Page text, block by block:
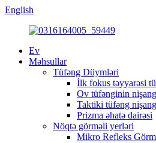
English
Ev
Məhsullar
Tüfəng Düymləri
İlk fokus təyyarəsi
Ov tüfənginin
Taktiki tüfəng
Prizma əhatə dairəsi
Nöqtə görməli yerləri
Mikro Refleks